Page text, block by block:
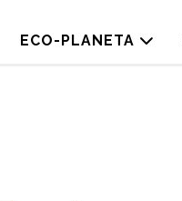
ECO-PLANETA